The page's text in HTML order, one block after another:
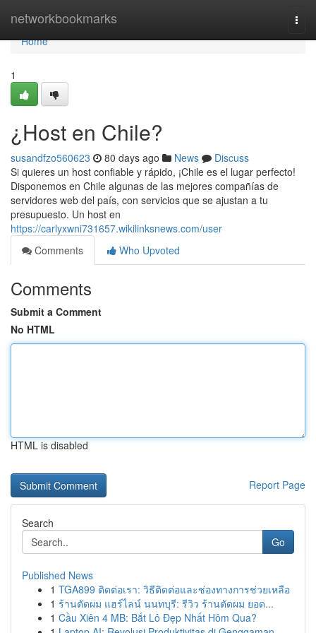
networkbookmarks
Home
Home
1
¿Host en Chile?
susandfzo560623 80 days ago News
Discuss
Si quieres un host confiable y rápido, ¡Chile es el lugar perfecto!
Disponemos en Chile algunas de las mejores compañías de
servidores web del país, con servicios que se ajustan a tu
presupuesto. Un host en
https://carlyxwni731657.wikilinksnews.com/user
Comments
Who Upvoted
Comments
Submit a Comment
No HTML
HTML is disabled
Report Page
Search
Go
Published News
1 TGA899 ติดต่อเรา: วิธีติดต่อและช่องทางการช่วยเหลือ
1 ร้านตัดผม แฮร์ไลน์ นนทบุรี: รีวิว ร้านตัดผม ยอด...
1 Cầu Xiên 4 MB: Bắt Lô Đẹp Nhất Hôm Qua?